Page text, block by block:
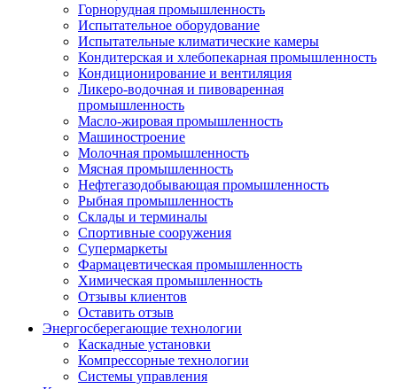
Горнорудная промышленность
Испытательное оборудование
Испытательные климатические камеры
Кондитерская и хлебопекарная промышленность
Кондиционирование и вентиляция
Ликеро-водочная и пивоваренная
промышленность
Масло-жировая промышленность
Машиностроение
Молочная промышленность
Мясная промышленность
Нефтегазодобывающая промышленность
Рыбная промышленность
Склады и терминалы
Спортивные сооружения
Супермаркеты
Фармацевтическая промышленность
Химическая промышленность
Отзывы клиентов
Оставить отзыв
Энергосберегающие технологии
Каскадные установки
Компрессорные технологии
Системы управления